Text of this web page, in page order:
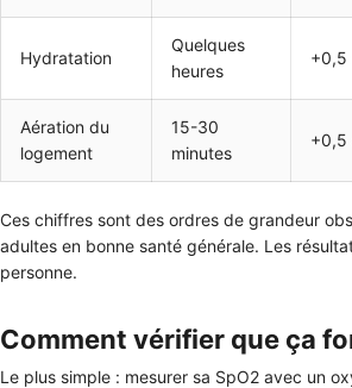
Hydratation
Quelques
heures
+0,5
Aération du
logement
15-30
minutes
+0,5
Ces chiffres sont des ordres de grandeur
adultes en bonne santé générale. Les
personne.
Comment vérifier que ça
Le plus simple : mesurer sa SpO2 avec un